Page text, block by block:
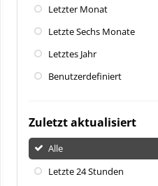
Letzter Monat
Letzte Sechs Monate
Letztes Jahr
Benutzerdefiniert
Zuletzt aktualisiert
Alle
Letzte 24 Stunden